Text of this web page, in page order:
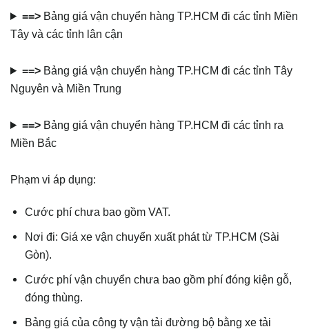
==> Bảng giá vận chuyển hàng TP.HCM đi các tỉnh Miền
Tây và các tỉnh lân cận
==> Bảng giá vận chuyển hàng TP.HCM đi các tỉnh Tây
Nguyên và Miền Trung
==> Bảng giá vận chuyển hàng TP.HCM đi các tỉnh ra
Miền Bắc
Phạm vi áp dụng:
Cước phí chưa bao gồm VAT.
Nơi đi: Giá xe vận chuyển xuất phát từ TP.HCM (Sài
Gòn).
Cước phí vận chuyển chưa bao gồm phí đóng kiện gỗ,
đóng thùng.
Bảng giá của công ty vận tải đường bộ bằng xe tải